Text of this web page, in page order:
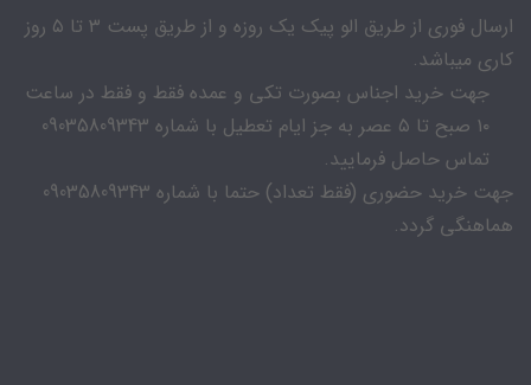
ارسال فوری از طریق الو پیک یک روزه و از طریق پست ۳ تا ۵ روز
کاری میباشد.
جهت خرید اجناس بصورت تکی و عمده فقط و فقط در ساعت
۱۰ صبح تا ۵ عصر به جز ایام تعطیل با شماره 09035809343
تماس حاصل فرمایید.
جهت خرید حضوری (فقط تعداد) حتما با شماره 09035809343
هماهنگی گردد.